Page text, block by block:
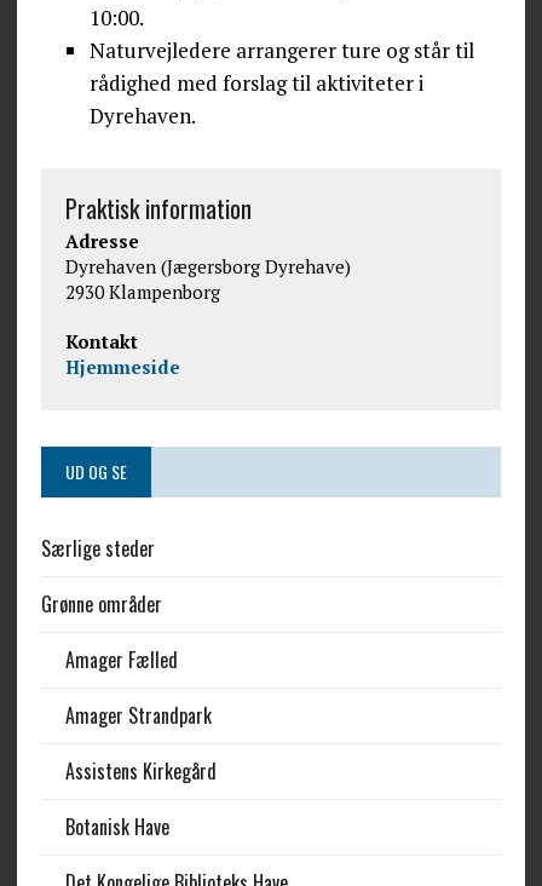
10:00.
Naturvejledere arrangerer ture og står til
rådighed med forslag til aktiviteter i
Dyrehaven.
Praktisk information
Adresse
Dyrehaven (Jægersborg Dyrehave)
2930 Klampenborg
Kontakt
Hjemmeside
UD OG SE
Særlige steder
Grønne områder
Amager Fælled
Amager Strandpark
Assistens Kirkegård
Botanisk Have